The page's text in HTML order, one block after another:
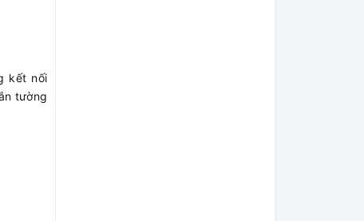
kết nối
tường